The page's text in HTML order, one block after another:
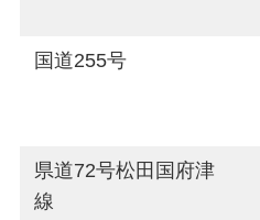
国道255号
県道72号松田国府津
線